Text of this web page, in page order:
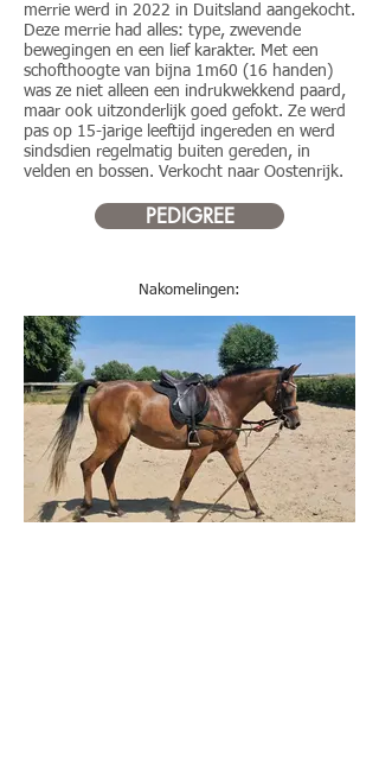
merrie werd in 2022 in Duitsland aangekocht.
Deze merrie had alles: type, zwevende
bewegingen en een lief karakter. Met een
schofthoogte van bijna 1m60 (16 handen)
was ze niet alleen een indrukwekkend paard,
maar ook uitzonderlijk goed gefokt. Ze werd
pas op 15-jarige leeftijd ingereden en werd
sindsdien regelmatig buiten gereden, in
velden en bossen. Verkocht naar Oostenrijk.
PEDIGREE
Nakomelingen: